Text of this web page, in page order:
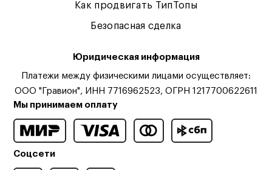
Как продвигать ТипТопы
Безопасная сделка
Юридическая информация
Платежи между физическими лицами осуществляет:
ООО "Гравион", ИНН 7716962523, ОГРН 1217700622611
Мы принимаем оплату
Соцсети